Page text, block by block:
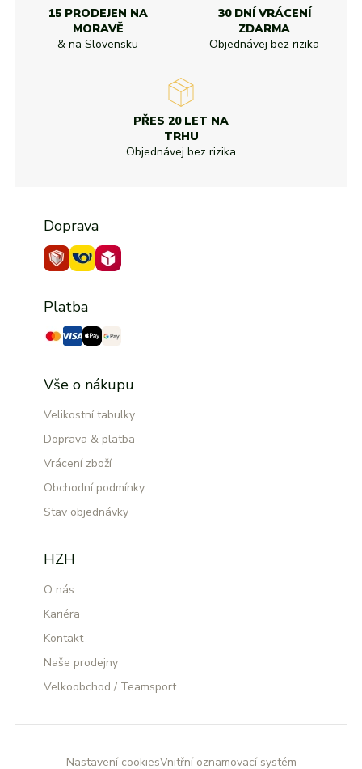
15 PRODEJEN NA
MORAVĚ
& na Slovensku
30 DNÍ VRÁCENÍ
ZDARMA
Objednávej bez rizika
PŘES 20 LET NA
TRHU
Objednávej bez rizika
Doprava
Platba
Vše o nákupu
Velikostní tabulky
Doprava & platba
Vrácení zboží
Obchodní podmínky
Stav objednávky
HZH
O nás
Kariéra
Kontakt
Naše prodejny
Velkoobchod / Teamsport
Nastavení cookiesVnitřní oznamovací systém